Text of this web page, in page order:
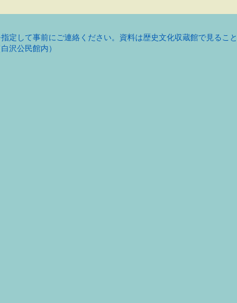
指定して事前にご連絡ください。資料は歴史文化収蔵館で見ること
公民館内）